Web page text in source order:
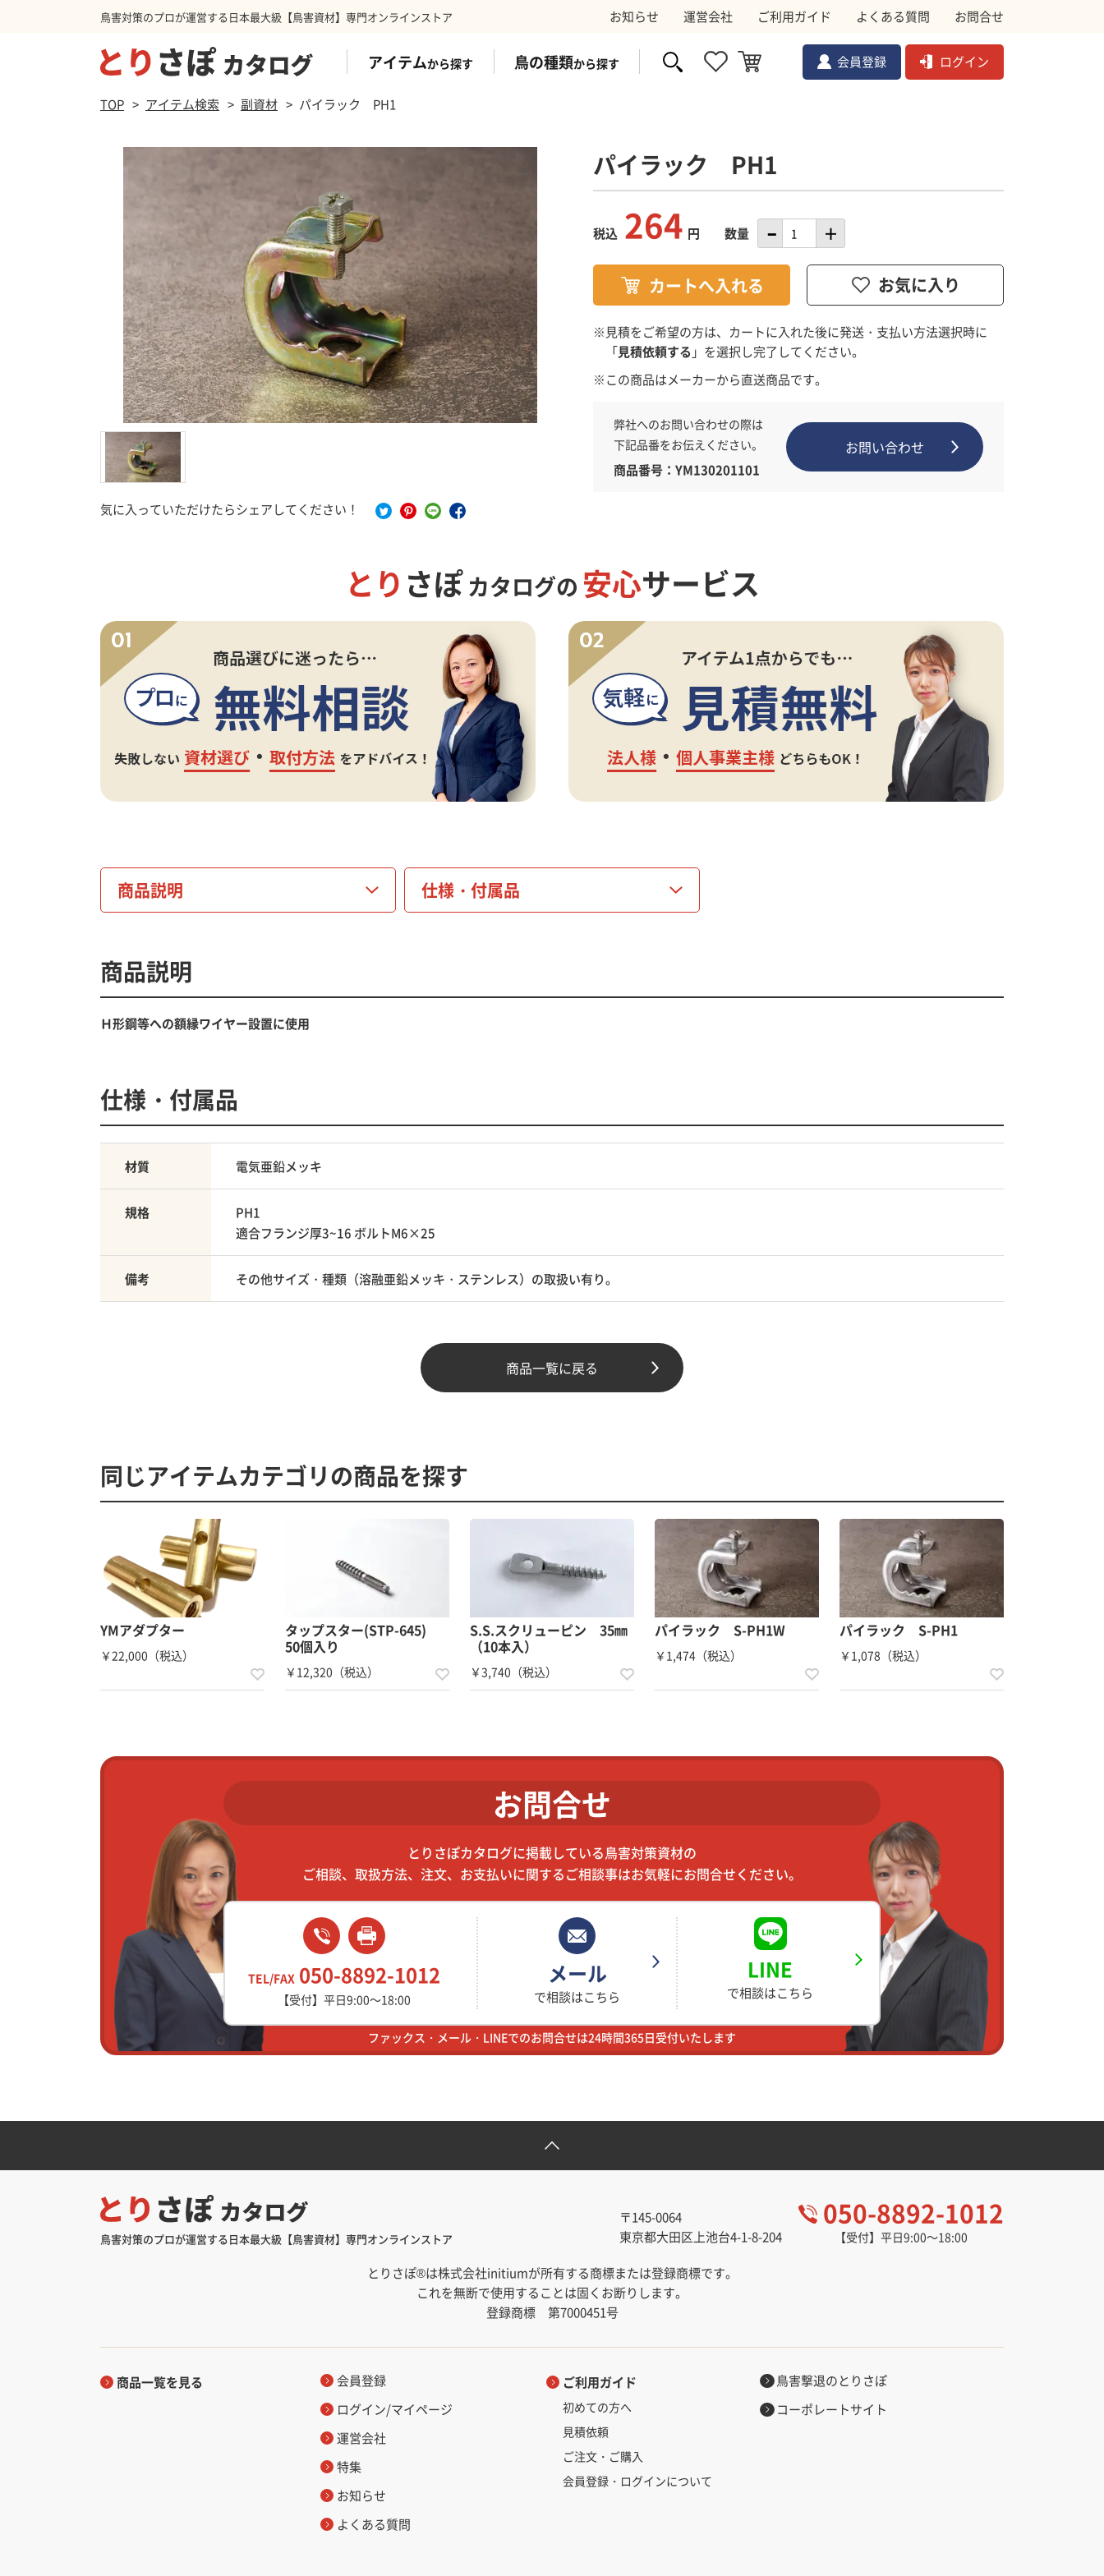
鳥害対策のプロが運営する日本最大級【鳥害資材】専門オンラインストア お知らせ 運営会社 ご利用ガイド よくある質問 お問合せ
アイテムから探す
防鳥ネット 太陽光パネル対策資材
防鳥カーテン 忌避剤 トラップ 電気ショック 副資材
接着剤
鳥の種類から探す
その他害獣
商品を検索する
会員登録 ログイン
TOP アイテム検索 副資材 パイラック PH1
気に入っていただけたらシェアしてください！
パイラック PH1
税込 264 円 数量
※見積をご希望の方は、カートに入れた後に発送・支払い方法選択時に
「見積依頼する 」を選択し完了してください。
※この商品はメーカーから直送商品です。
弊社へのお問い合わせの際は
下記品番をお伝えください。
商品番号：YM130201101
お問い合わせ
とり さぽカタログの 安心サービス
商品説明 仕様・ 付属品
商品説明
Ｈ形鋼等への額縁ワイヤー設置に使用
仕様・付属品
材質 電気亜鉛メッキ
規格
PH1
適合フランジ厚3~16 ボルトM6×25
備考 その他サイズ・種類（溶融亜鉛メッキ・ステンレス）の取扱い有り。
商品一覧に戻る
同じアイテムカテゴリの商品を探す
YMアダプター
￥22,000（税込）
タップスター(STP-645)
50個入り
￥12,320（税込）
S.S.スクリューピン 35㎜
（10本入）
￥3,740（税込）
パイラック S-PH1W
￥1,474（税込）
パイラック S-PH1
￥1,078（税込）
お問合せ
とりさぽカタログに掲載している鳥害対策資材の
ご相談、取扱方法、注文、お支払いに関するご相談事はお気軽にお問合せください。
TEL/FAX 050-8892-1012
【受付】平日9:00～18:00
メール
で相談はこちら
LINE
で相談はこちら
ファックス・メール・LINEでのお問合せは24時間365日受付いたします
鳥害対策のプロが運営する日本最大級【鳥害資材】専門オンラインストア
050-8892-1012
【受付】平日9:00～18:00
〒145-0064
東京都大田区上池台4-1-8-204
とりさぽ®は株式会社initiumが所有する商標または登録商標です。
これを無断で使用することは固くお断りします。
登録商標 第7000451号
商品一覧を見る
会員登録
ログイン/マイページ
運営会社
特集
お知らせ
よくある質問
ご利用ガイド
初めての方へ
見積依頼
ご注文・ご購入
会員登録・ログインについて
鳥害撃退のとりさぽ
コーポレートサイト